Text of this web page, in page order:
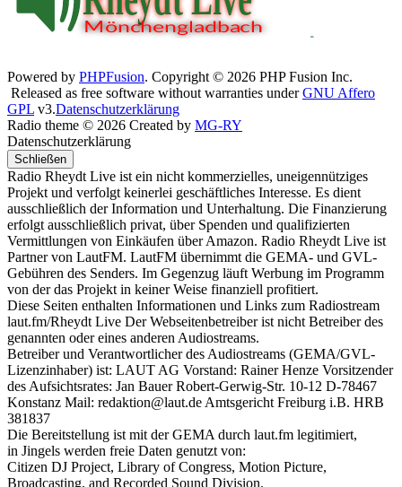
Powered by PHPFusion. Copyright © 2026 PHP Fusion Inc.
Released as free software without warranties underGNU Affero
GPL v3.Datenschutzerklärung
Radio theme © 2026 Created by MG-RY
Datenschutzerklärung
Schließen
Radio Rheydt Live ist ein nicht kommerzielles, uneigennütziges
Projekt und verfolgt keinerlei geschäftliches Interesse. Es dient
ausschließlich der Information und Unterhaltung. Die Finanzierung
erfolgt ausschließlich privat, über Spenden und qualifizierten
Vermittlungen von Einkäufen über Amazon. Radio Rheydt Live ist
Partner von LautFM. LautFM übernimmt die GEMA- und GVL-
Gebühren des Senders. Im Gegenzug läuft Werbung im Programm
von der das Projekt in keiner Weise finanziell profitiert.
Diese Seiten enthalten Informationen und Links zum Radiostream
laut.fm/Rheydt Live Der Webseitenbetreiber ist nicht Betreiber des
genannten oder eines anderen Audiostreams.
Betreiber und Verantwortlicher des Audiostreams (GEMA/GVL-
Lizenzinhaber) ist: LAUT AG Vorstand: Rainer Henze Vorsitzender
des Aufsichtsrates: Jan Bauer Robert-Gerwig-Str. 10-12 D-78467
Konstanz Mail: redaktion@laut.de Amtsgericht Freiburg i.B. HRB
381837
Die Bereitstellung ist mit der GEMA durch laut.fm legitimiert,
in Jingels werden freie Daten genutzt von:
Citizen DJ Project, Library of Congress, Motion Picture,
Broadcasting, and Recorded Sound Division.